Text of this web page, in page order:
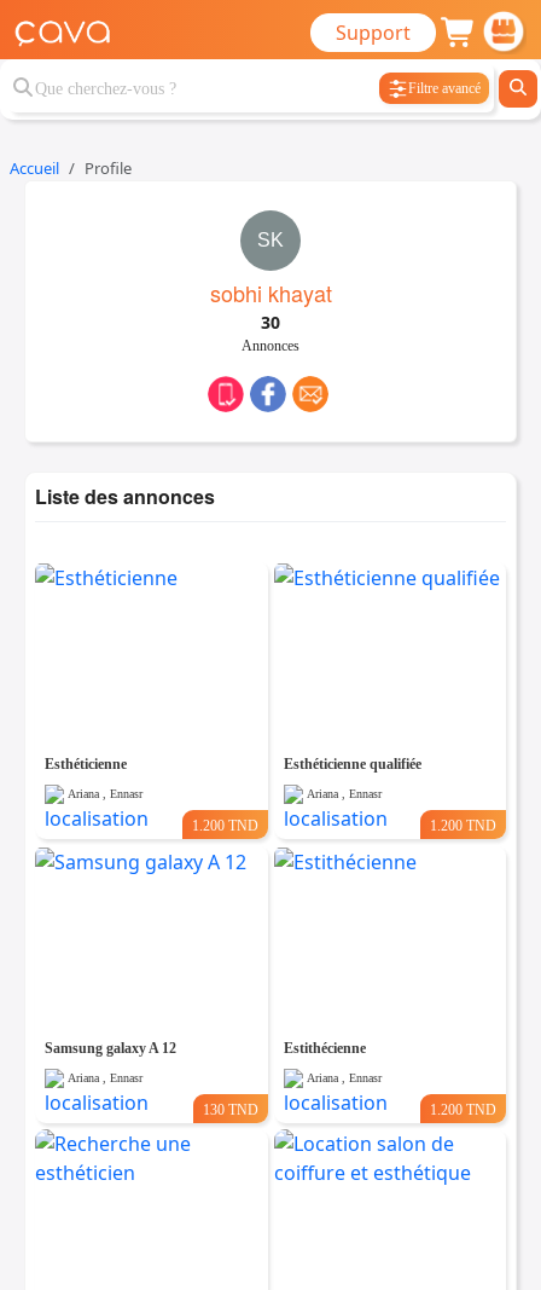
Support
Filtre avancé
Accueil Profile
SK
sobhi khayat
30
Annonces
Liste des annonces
Esthéticienne
Ariana , Ennasr
1.200 TND
Esthéticienne qualifiée
Ariana , Ennasr
1.200 TND
Samsung galaxy A 12
Ariana , Ennasr
130 TND
Estithécienne
Ariana , Ennasr
1.200 TND